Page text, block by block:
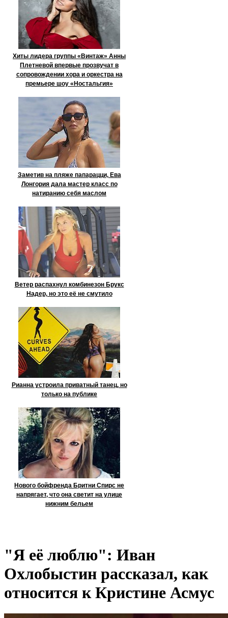
Хиты лидера группы «Винтаж» Анны
Плетневой впервые прозвучат в
сопровождении хора и оркестра на
премьере шоу «Ностальгия»
Заметив на пляже папарацци, Ева
Лонгория дала мастер класс по
натиранию себя маслом
Ветер распахнул комбинезон Брукс
Надер, но это её не смутило
Рианна устроила приватный танец, но
только на публике
Нового бойфренда Бритни Спирс не
напрягает, что она светит на улице
нижним бельем
"Я её люблю": Иван
Охлобыстин рассказал, как
относится к Кристине Асмус